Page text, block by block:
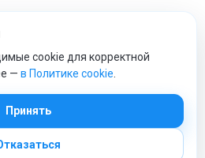
cookie для корректной
— в Политике cookie
Принять